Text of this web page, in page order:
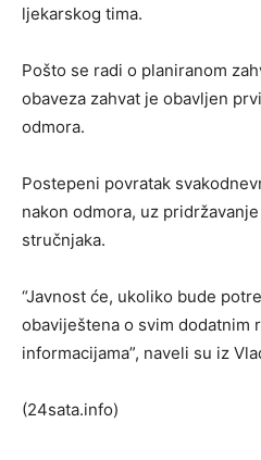
ljekarskog tima.
Pošto se radi o planiranom
obaveza zahvat je obavljen
odmora.
Postepeni povratak
nakon odmora, uz
stručnjaka.
“Javnost će, ukoliko bude
obaviještena o svim dodatnim
informacijama”, naveli su iz
(24sata.info)